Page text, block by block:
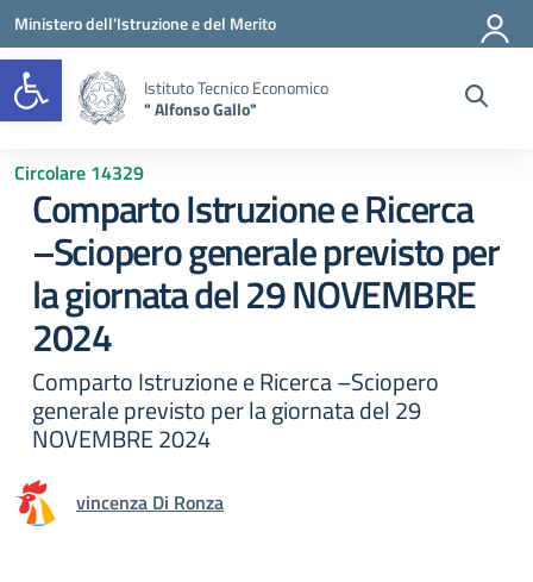
Open toolbar
Vai ai contenuti
Vai al menu di navigazione
Vai al footer
Ministero dell'Istruzione e del Merito
Istituto Tecnico Economico
" Alfonso Gallo"
Circolare 14329
Comparto Istruzione e Ricerca
–Sciopero generale previsto per
la giornata del 29 NOVEMBRE
2024
Comparto Istruzione e Ricerca –Sciopero
generale previsto per la giornata del 29
NOVEMBRE 2024
vincenza Di Ronza